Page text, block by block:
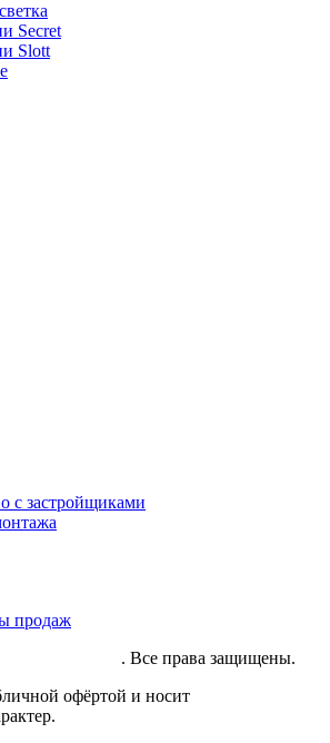
Secret
Slott
с застройщиками
продаж
. Все права защищены.
офёртой и носит